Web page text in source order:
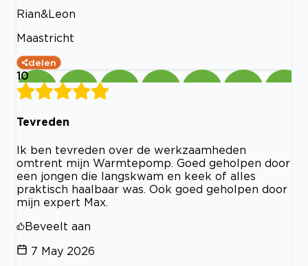
Rian&Leon
Maastricht
delen
10
Tevreden
Ik ben tevreden over de werkzaamheden
omtrent mijn Warmtepomp. Goed geholpen door
een jongen die langskwam en keek of alles
praktisch haalbaar was. Ook goed geholpen door
mijn expert Max.
Beveelt aan
7 May 2026